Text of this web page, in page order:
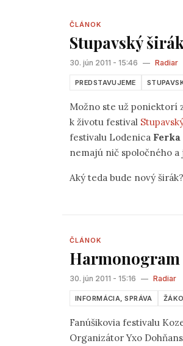
ČLÁNOK
Stupavský
30. jún 2011 - 15:46 — Radiar
PREDSTAVUJEME
Možno ste už poniektorí
k životu festival
festivalu Lodenica
nemajú nič spoločného
Aký teda bude nový
ČLÁNOK
Harmonogram
30. jún 2011 - 15:16 — Radiar
INFORMÁCIA, SPRÁVA
Fanúšikovia festivalu
Organizátor Yxo